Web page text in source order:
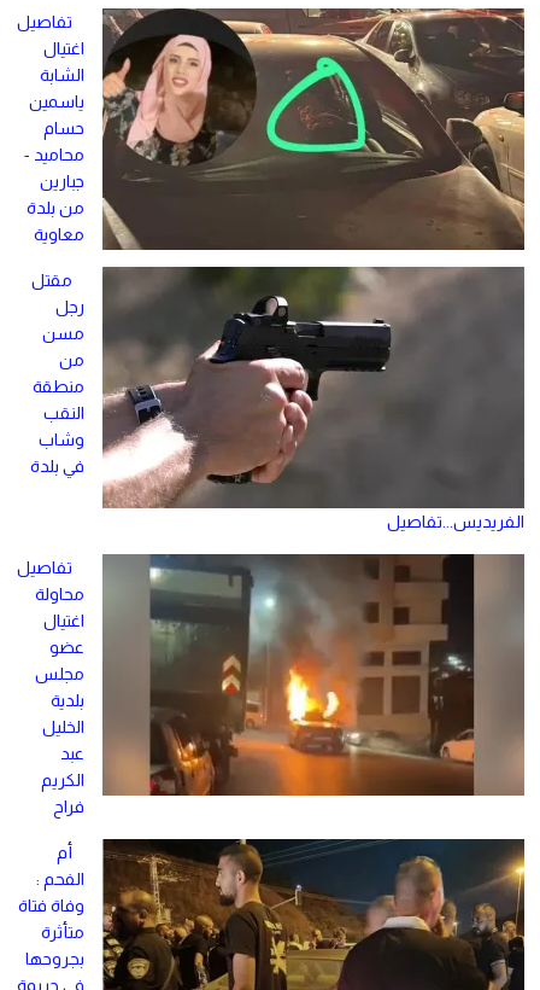
تفاصيل
اغتيال
الشابة
ياسمين
حسام
محاميد -
جبارين
من بلدة
معاوية
مقتل
رجل
مسن
من
منطقة
النقب
وشاب
في بلدة
الفريديس...تفاصيل
تفاصيل
محاولة
اغتيال
عضو
مجلس
بلدية
الخليل
عبد
الكريم
فراح
أم
الفحم :
وفاة فتاة
متأثرة
بجروحها
في جريمة